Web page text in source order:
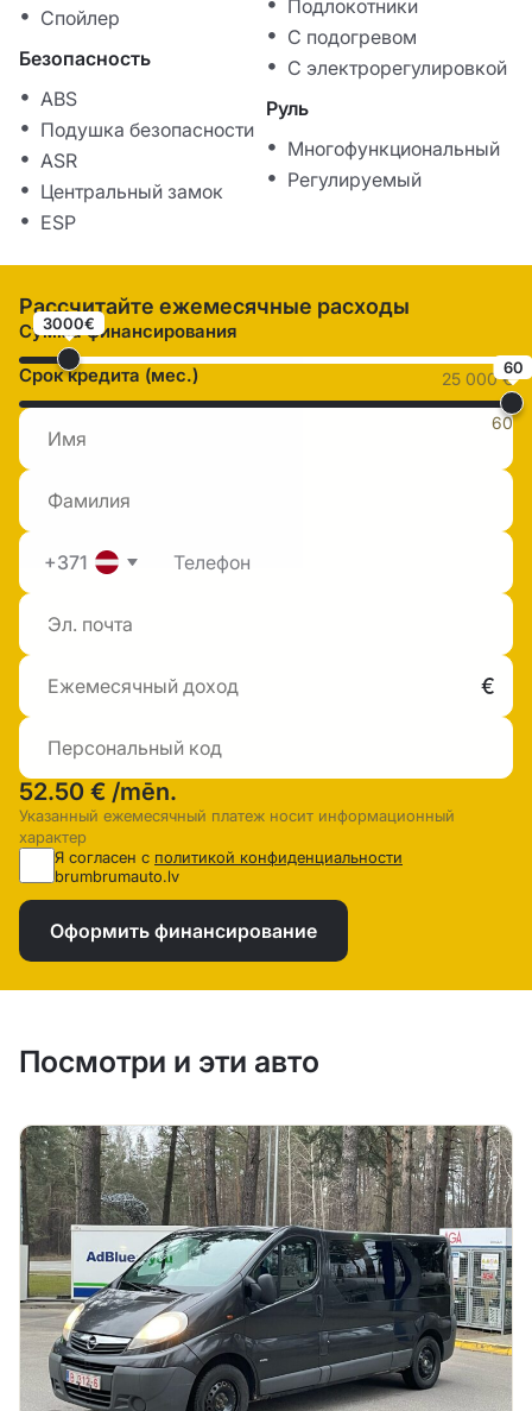
Спойлер
Безопасность
ABS
Подушка безопасности
ASR
Центральный замок
ESP
Подлокотники
С подогревом
С электрорегулировкой
Руль
Многофункциональный
Регулируемый
Рассчитайте ежемесячные расходы
Сумма финансирования
3000€
25 000 €
Срок кредита (мес.) 60
60
+371
52.50 € /mēn.
Указанный ежемесячный платеж носит информационный
характер
Я согласен с политикой конфиденциальности
brumbrumauto.lv
Оформить финансирование
Посмотри и эти авто